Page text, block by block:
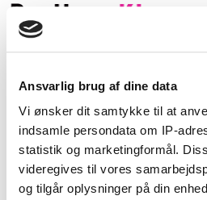
Ansvarlig brug af dine data
Vi ønsker dit samtykke til at
indsamle persondata om IP-
statistik og marketingformål.
videregives til vores
og tilgår oplysninger på din
Frk K. og Wonderkæreste siger JA!
bernard77
September 26, 2009